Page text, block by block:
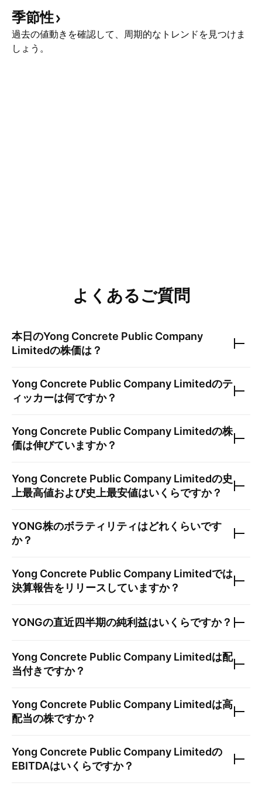
季節性
過去の値動きを確認して、周期的なトレンドを見つけま
しょう。
よくあるご質問
本日のYong Concrete Public Company
Limitedの株価は？
Yong Concrete Public Company Limitedのテ
ィッカーは何ですか？
Yong Concrete Public Company Limitedの株
価は伸びていますか？
Yong Concrete Public Company Limitedの史
上最高値および史上最安値はいくらですか？
YONG株のボラティリティはどれくらいです
か？
Yong Concrete Public Company Limitedでは
決算報告をリリースしていますか？
YONGの直近四半期の純利益はいくらですか？
Yong Concrete Public Company Limitedは配
当付きですか？
Yong Concrete Public Company Limitedは高
配当の株ですか？
Yong Concrete Public Company Limitedの
EBITDAはいくらですか？